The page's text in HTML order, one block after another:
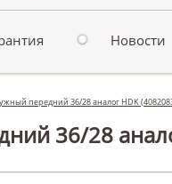
Новости
передний 36/28 аналог HDK
36/28